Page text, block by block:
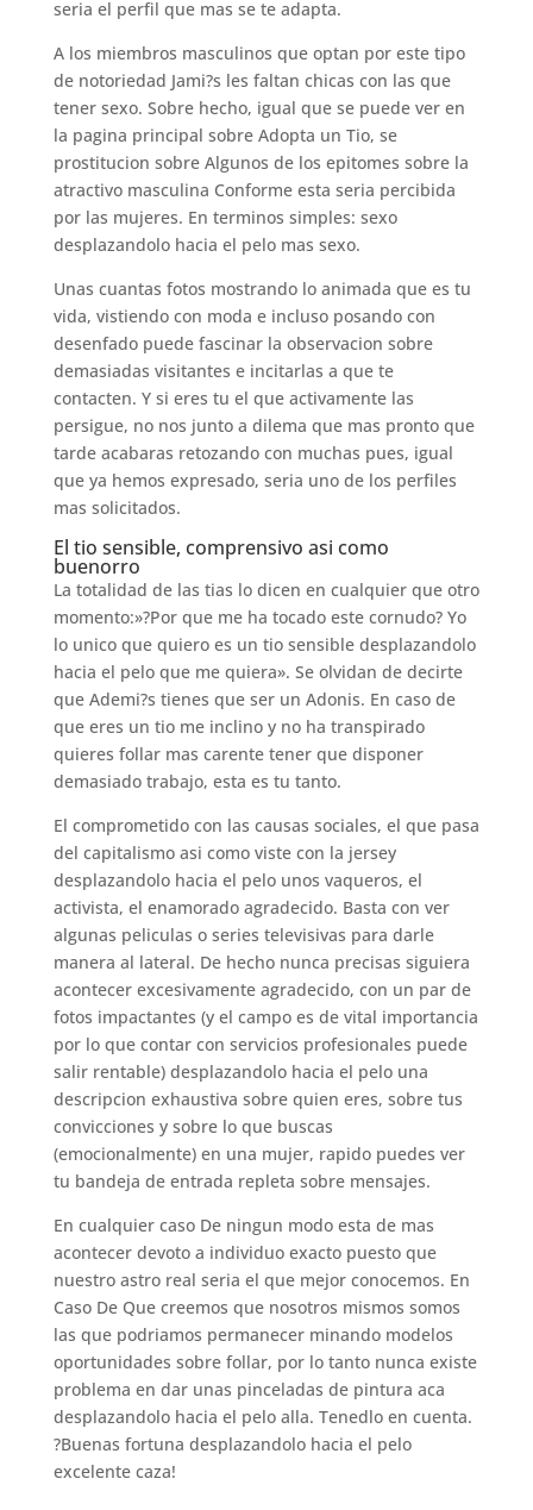
seri­a el perfil que mas se te adapta.
A los miembros masculinos que optan por este tipo
de notoriedad Jami?s les faltan chicas con las que
tener sexo. Sobre hecho, igual que se puede ver en
la pagina principal sobre Adopta un Tio, se
prostitucion sobre Algunos de los epitomes sobre la
atractivo masculina Conforme esta seri­a percibida
por las mujeres. En terminos simples: sexo
desplazandolo hacia el pelo mas sexo.
Unas cuantas fotos mostrando lo animada que es tu
vida, vistiendo con moda e incluso posando con
desenfado puede fascinar la observacion sobre
demasiadas visitantes e incitarlas a que te
contacten. Y si eres tu el que activamente las
persigue, no nos junto a dilema que mas pronto que
tarde acabaras retozando con muchas pues, igual
que ya hemos expresado, seri­a uno de los perfiles
mas solicitados.
El tio sensible, comprensivo asi­ como
buenorro
La totalidad de las tias lo dicen en cualquier que otro
momento:»?Por que me ha tocado este cornudo? Yo
lo unico que quiero es un tio sensible desplazandolo
hacia el pelo que me quiera». Se olvidan de decirte
que Ademi?s tienes que ser un Adonis. En caso de
que eres un tio me inclino y no ha transpirado
quieres follar mas carente tener que disponer
demasiado trabajo, esta es tu tanto.
El comprometido con las causas sociales, el que pasa
del capitalismo asi­ como viste con la jersey
desplazandolo hacia el pelo unos vaqueros, el
activista, el enamorado agradecido. Basta con ver
algunas peliculas o series televisivas para darle
manera al lateral. De hecho nunca precisas siguiera
acontecer excesivamente agradecido, con un par de
fotos impactantes (y el campo es de vital importancia
por lo que contar con servicios profesionales puede
salir rentable) desplazandolo hacia el pelo una
descripcion exhaustiva sobre quien eres, sobre tus
convicciones y sobre lo que buscas
(emocionalmente) en una mujer, rapido puedes ver
tu bandeja de entrada repleta sobre mensajes.
En cualquier caso De ningun modo esta de mas
acontecer devoto a individuo exacto puesto que
nuestro astro real seri­a el que mejor conocemos. En
Caso De Que creemos que nosotros mismos somos
las que podri­amos permanecer minando modelos
oportunidades sobre follar, por lo tanto nunca existe
problema en dar unas pinceladas de pintura aca
desplazandolo hacia el pelo alla. Tenedlo en cuenta.
?Buenas fortuna desplazandolo hacia el pelo
excelente caza!